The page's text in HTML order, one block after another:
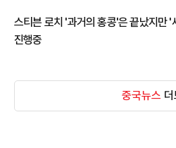
스티븐 로치 '과거의 홍콩'은 끝났지만 '
진행중
중국뉴스 더